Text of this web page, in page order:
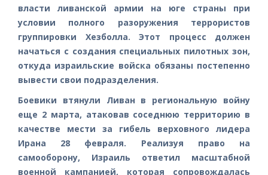
власти ливанской армии на юге страны при
условии полного разоружения террористов
группировки Хезболла. Этот процесс должен
начаться с создания специальных пилотных зон,
откуда израильские войска обязаны постепенно
вывести свои подразделения.
Боевики втянули Ливан в региональную войну
еще 2 марта, атаковав соседнюю территорию в
качестве мести за гибель верховного лидера
Ирана 28 февраля. Реализуя право на
самооборону, Израиль ответил масштабной
военной кампанией, которая сопровождалась